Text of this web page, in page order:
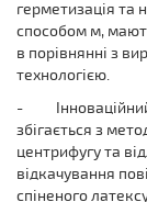
герметизація та
способом м,
в порівнянні з
технологією.
-
збігається з
центрифугу та
відкачування
спіненого